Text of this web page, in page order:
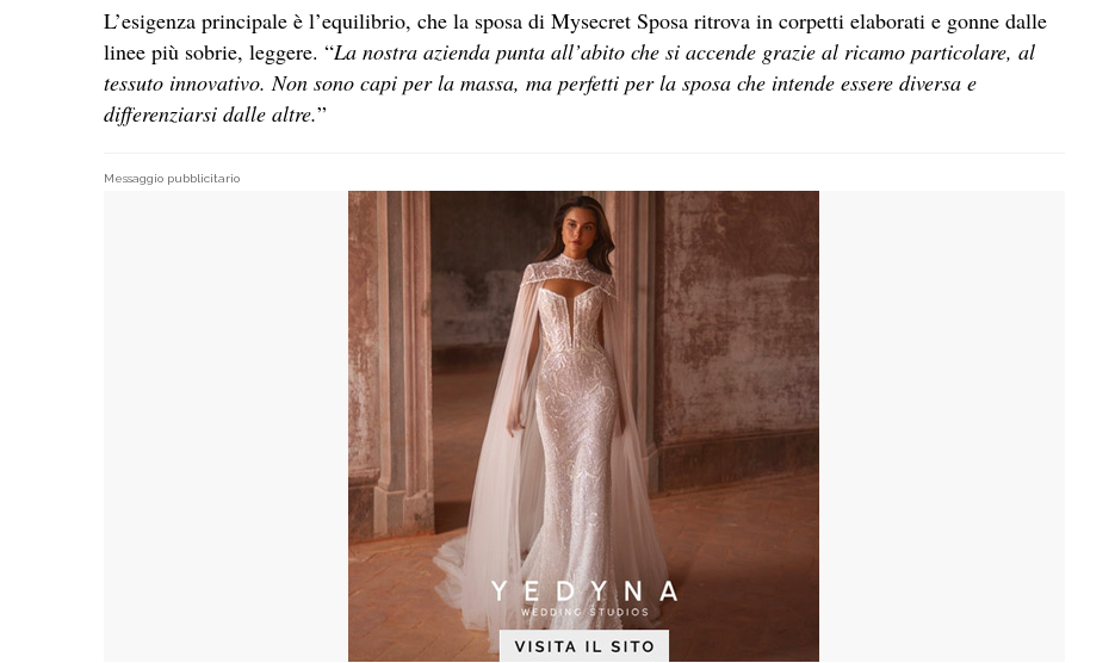
L’esigenza principale è l’equilibrio, che la sposa di Mysecret Sposa ritrova in corpetti elaborati e gonne dalle
linee più sobrie, leggere. “La nostra azienda punta all’abito che si accende grazie al ricamo particolare, al
tessuto innovativo. Non sono capi per la massa, ma perfetti per la sposa che intende essere diversa e
differenziarsi dalle altre.”
Messaggio pubblicitario